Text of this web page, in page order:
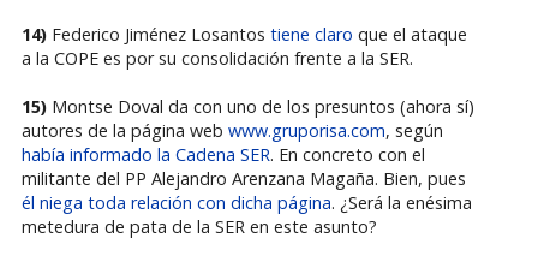
14)Federico Jiménez Losantos tiene claro que el ataque
a la COPE es por su consolidación frente a la SER.
15)Montse Doval da con uno de los presuntos (ahora sí)
autores de la página web www.gruporisa.com, según
había informado la Cadena SER. En concreto con el
militante del PP Alejandro Arenzana Magaña. Bien, pues
él niega toda relación con dicha página. ¿Será la enésima
metedura de pata de la SER en este asunto?